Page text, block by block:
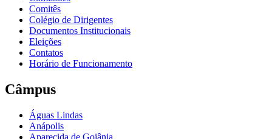
Comitês
Colégio de Dirigentes
Documentos Institucionais
Eleições
Contatos
Horário de Funcionamento
Câmpus
Águas Lindas
Anápolis
Aparecida de Goiânia